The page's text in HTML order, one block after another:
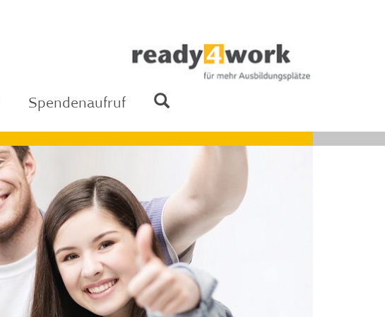
Spendenaufruf